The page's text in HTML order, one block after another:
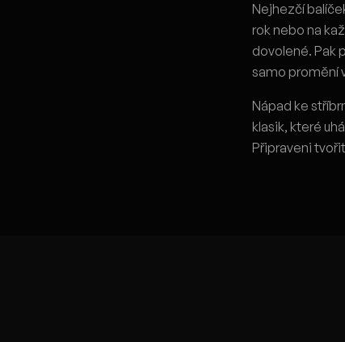
Nejhezčí
rok nebo na
dovolené. Pak
samo promění
Nápad ke
klasik, které
Připraveni